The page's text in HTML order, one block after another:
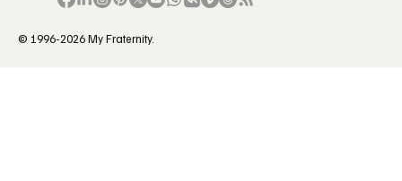
© 1996-2026 My Fraternity.